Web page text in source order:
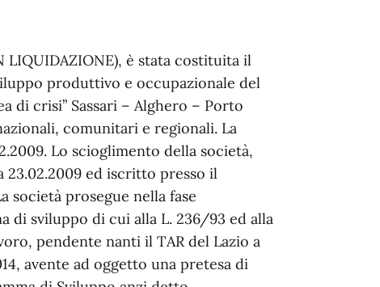
è stata costituita il
produttivo e occupazionale del
di crisi” Sassari – Alghero – Porto
comunitari e regionali. La
Lo scioglimento della società,
ed iscritto presso il
società prosegue nella fase
di sviluppo di cui alla L. 236/93 ed alla
pendente nanti il TAR del Lazio a
avente ad oggetto una pretesa di